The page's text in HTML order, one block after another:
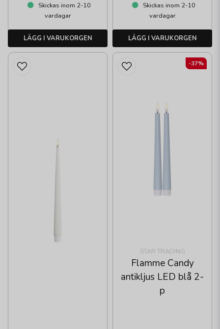
Skickas inom 2-10
vardagar
LÄGG I VARUKORGEN
Skickas inom 2-10
vardagar
LÄGG I VARUKORGEN
STAR TRADING
Flamme Candy
antikljus LED blå 2-
p
-37%